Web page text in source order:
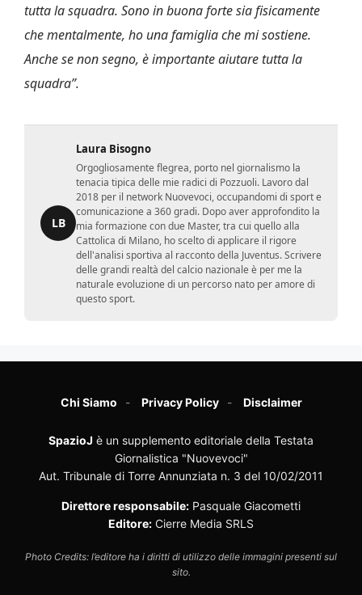
tutta la squadra. Sono in buona forte sia fisicamente
che mentalmente, ho una famiglia che mi sostiene.
Anche se non segno, è importante aiutare tutta la
squadra”.
LB
Laura Bisogno
Orgogliosamente flegrea, porto nel giornalismo la
tenacia tipica delle mie radici di Pozzuoli. Lavoro dal
2018 per il network Nuovevoci, occupandomi di sport e
comunicazione a 360 gradi. Dopo aver approfondito la
mia formazione con due Master, tra cui quello alla
Cattolica di Milano, ho scelto di applicare il rigore
dell'analisi sportiva al racconto della Juventus. Scrivere
delle grandi realtà del calcio nazionale è per me la
naturale evoluzione di un percorso nato per amore di
questo sport.
Chi Siamo Privacy Policy Disclaimer
SpazioJ è un supplemento editoriale della Testata
Giornalistica "Nuovevoci"
Aut. Tribunale di Torre Annunziata n. 3 del 10/02/2011
Direttore responsabile: Pasquale Giacometti
Editore: Cierre Media SRLS
Photo Credits: l’editore ha i diritti di utilizzo delle immagini presenti sul
sito.